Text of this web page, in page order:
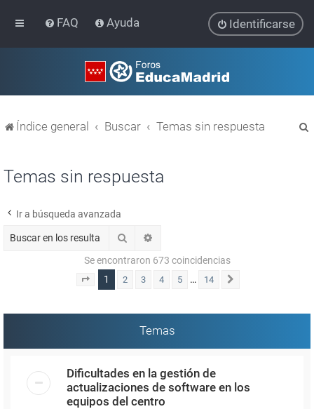
FAQ Ayuda Identificarse
Índice general Buscar Temas sin respuesta
Temas sin respuesta
Ir a búsqueda avanzada
Buscar
Se encontraron 673 coincidencias
Página 1de 14
1 2 3 4 5 … 14
Temas
Dificultades en la gestión de
actualizaciones de software en los
equipos del centro